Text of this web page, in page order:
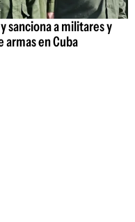
sanciona a militares y
armas en Cuba